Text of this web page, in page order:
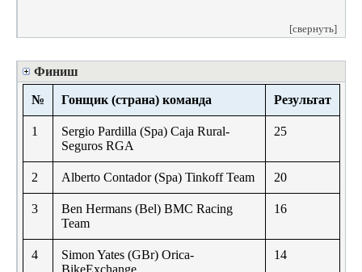
[свернуть]
Финиш
№ Гонщик (страна) команда Результат
1
Sergio Pardilla (Spa) Caja Rural-
Seguros RGA
25
2 Alberto Contador (Spa) Tinkoff Team 20
3
Ben Hermans (Bel) BMC Racing
Team
16
4
Simon Yates (GBr) Orica-
BikeExchange
14